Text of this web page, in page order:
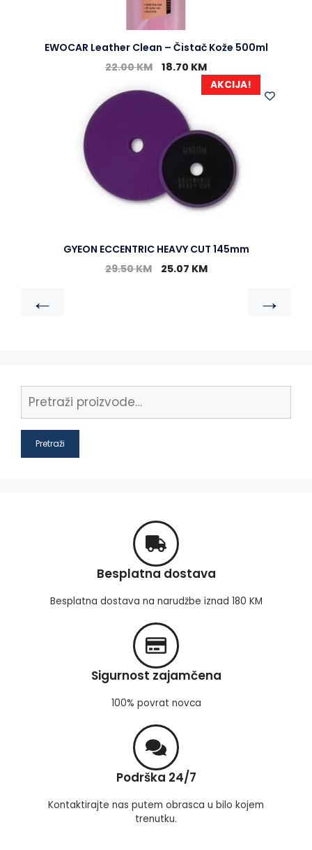
EWOCAR Leather Clean – Čistač Kože 500ml
22.00KM 18.70 KM
AKCIJA!
GYEON ECCENTRIC HEAVY CUT 145mm
29.50KM 25.07 KM
← →
Pretraži
Besplatna dostava
Besplatna dostava na narudžbe iznad 180 KM
Sigurnost zajamčena
100% povrat novca
Podrška 24/7
Kontaktirajte nas putem obrasca u bilo kojem
trenutku.